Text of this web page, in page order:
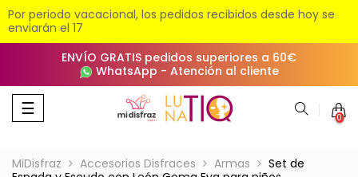
Por periodo vacacional, los pedidos recibidos desde hoy se
enviarán el 17
ENVÍO GRATIS pedidos superiores a 60€
WhatsApp - Atención al cliente
Navegación
de
☰ 0
MiDisfraz Accesorios Disfraces Armas
Set de